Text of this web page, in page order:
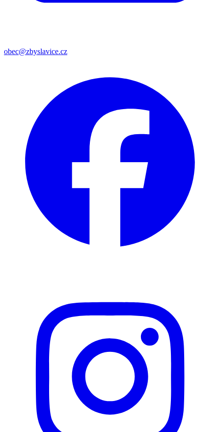
obec@zbyslavice.cz